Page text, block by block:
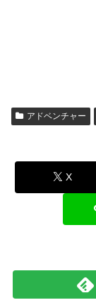
アドベンチャー
X